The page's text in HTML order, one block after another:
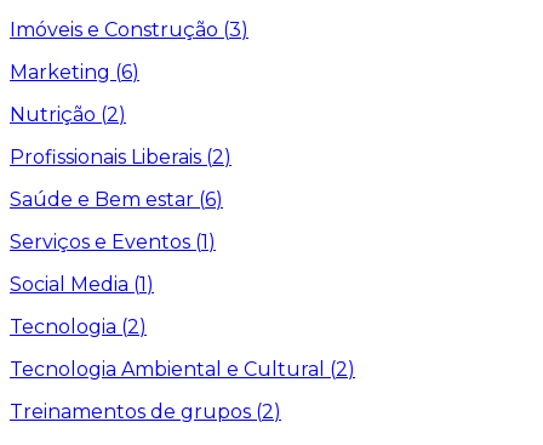
Imóveis e Construção (3)
Marketing (6)
Nutrição (2)
Profissionais Liberais (2)
Saúde e Bem estar (6)
Serviços e Eventos (1)
Social Media (1)
Tecnologia (2)
Tecnologia Ambiental e Cultural (2)
Treinamentos de grupos (2)